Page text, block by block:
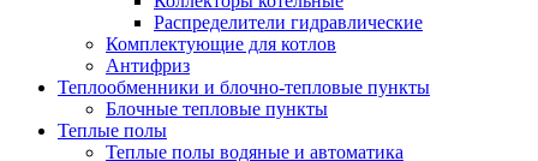
Распределители гидравлические
Комплектующие для котлов
Антифриз
Теплообменники и блочно-тепловые пункты
Блочные тепловые пункты
Теплые полы
Теплые полы водяные и автоматика